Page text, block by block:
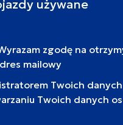
używane
zgodę na
mailowy
Twoich danych
Twoich danych